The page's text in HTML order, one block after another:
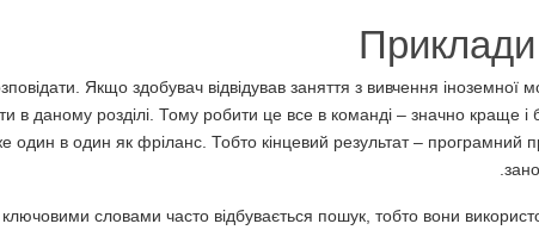
Якщо здобувач відвідував заняття з вивчення іноземної
в даному розділі. Тому робити це все в команді – значно краще і
один в один як фріланс. Тобто кінцевий результат – програмний
словами часто відбувається пошук, тобто вони